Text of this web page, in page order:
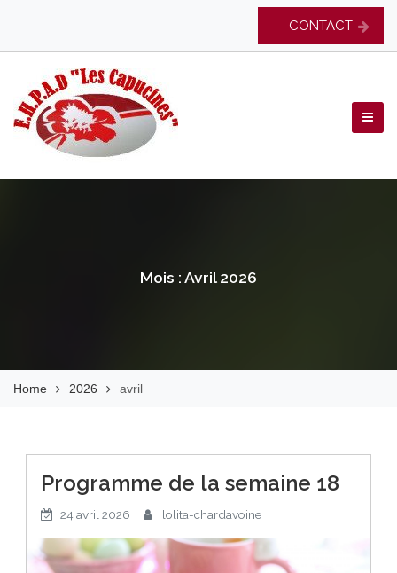
content
CONTACT
EHPAD Les Capucines
Mois :Avril 2026
Home 2026 avril
Programme de la semaine 18
24 avril 2026 lolita-chardavoine